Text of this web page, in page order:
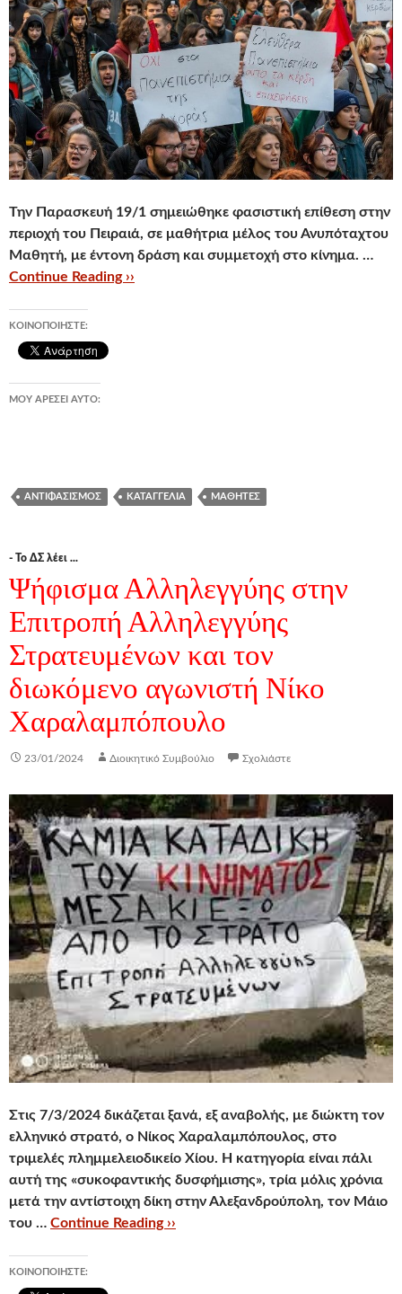
Την Παρασκευή 19/1 σημειώθηκε φασιστική επίθεση στην
περιοχή του Πειραιά, σε μαθήτρια μέλος του Ανυπόταχτου
Μαθητή, με έντονη δράση και συμμετοχή στο κίνημα. …
Continue Reading ››
ΚΟΙΝΟΠΟΙΉΣΤΕ:
ΜΟΥ ΑΡΈΣΕΙ ΑΥΤΌ:
ΑΝΤΙΦΑΣΙΣΜΌΣ ΚΑΤΑΓΓΕΛΊΑ ΜΑΘΗΤΈΣ
- Το ΔΣ λέει ...
Ψήφισμα Αλληλεγγύης στην
Επιτροπή Αλληλεγγύης
Στρατευμένων και τον
διωκόμενο αγωνιστή Νίκο
Χαραλαμπόπουλο
23/01/2024 Διοικητικό Συμβούλιο Σχολιάστε
Στις 7/3/2024 δικάζεται ξανά, εξ αναβολής, με διώκτη τον
ελληνικό στρατό, ο Νίκος Χαραλαμπόπουλος, στο
τριμελές πλημμελειοδικείο Χίου. Η κατηγορία είναι πάλι
αυτή της «συκοφαντικής δυσφήμισης», τρία μόλις χρόνια
μετά την αντίστοιχη δίκη στην Αλεξανδρούπολη, τον Μάιο
του … Continue Reading ››
ΚΟΙΝΟΠΟΙΉΣΤΕ: